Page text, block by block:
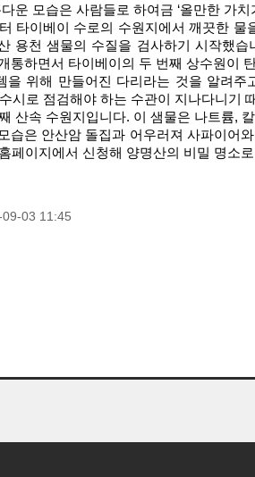
모습은 사람들로 하여금 ‘올만한 가
타이베이 수로의 수원지에서 깨끗한
용천 샘물의 수질을 검사하기 시작했
통하면서 타이베이의 두 번째 상수원이
위해 만들어진 다리라는 것을 알려
시로 점검해야 하는 수관이 지나다니기
산속 수원지입니다. 이 샘물은 나트륨
습은 안산암 돌집과 어우러져 사파이어
페이지에서 신청해 양명산의 비밀 명소
09-03 11:45